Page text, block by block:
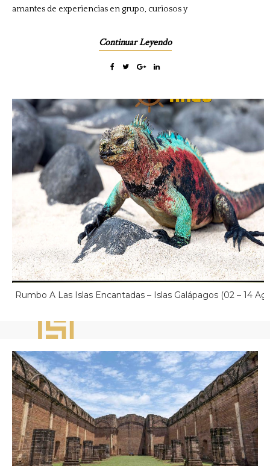
amantes de experiencias en grupo, curiosos y
Continuar Leyendo
Rumbo A Las Islas Encantadas – Islas Galápagos (02 – 14